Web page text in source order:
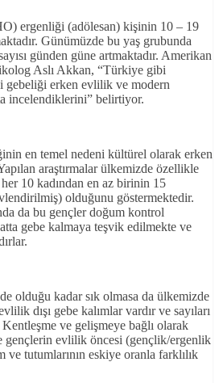
ergenliği (adölesan) kişinin 10 – 19
Günümüzde bu yaş grubunda
günden güne artmaktadır. Amerikan
Aslı Akkan, “Türkiye gibi
gebeliği erken evlilik ve modern
incelendiklerini” belirtiyor.
en temel nedeni kültürel olarak erken
araştırmalar ülkemizde özellikle
10 kadından en az birinin 15
olduğunu göstermektedir.
da bu gençler doğum kontrol
gebe kalmaya teşvik edilmekte ve
olduğu kadar sık olmasa da ülkemizde
dışı gebe kalımlar vardır ve sayıları
ve gelişmeye bağlı olarak
gençlerin evlilik öncesi (gençlik/ergenlik
ve tutumlarının eskiye oranla farklılık